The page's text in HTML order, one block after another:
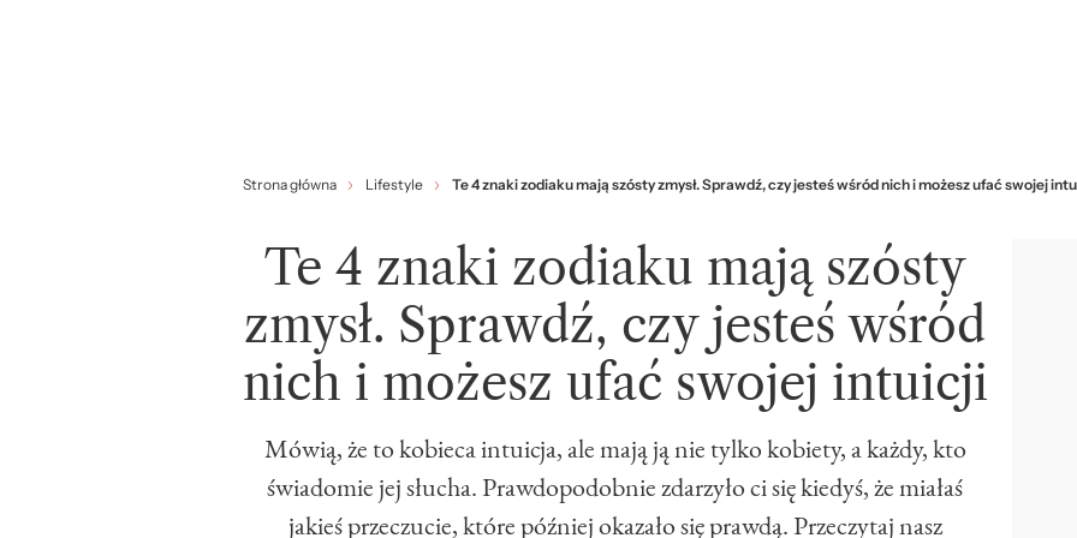
Strona główna Lifestyle Te 4 znaki zodiaku mają szósty zmysł. Sprawdź, czy jesteś wśród nich i możesz ufać swojej
Te 4 znaki zodiaku mają szósty
zmysł. Sprawdź, czy jesteś wśród
nich i możesz ufać swojej intuicji
Mówią, że to kobieca intuicja, ale mają ją nie tylko kobiety, a każdy, kto
świadomie jej słucha. Prawdopodobnie zdarzyło ci się kiedyś, że miałaś
jakieś przeczucie, które później okazało się prawdą. Przeczytaj nasz